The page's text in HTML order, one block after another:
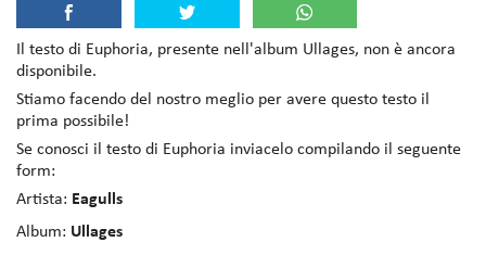
Il testo di Euphoria, presente nell'album Ullages, non è ancora
disponibile.
Stiamo facendo del nostro meglio per avere questo testo il
prima possibile!
Se conosci il testo di Euphoria inviacelo compilando il seguente
form:
Artista: Eagulls
Album: Ullages